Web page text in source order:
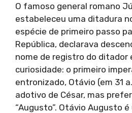
O famoso general romano
estabeleceu uma ditadura
espécie de primeiro passo
República, declarava
nome de registro do ditador
curiosidade: o primeiro
entronizado, Otávio (em 31
adotivo de César, mas
“Augusto”. Otávio Augusto